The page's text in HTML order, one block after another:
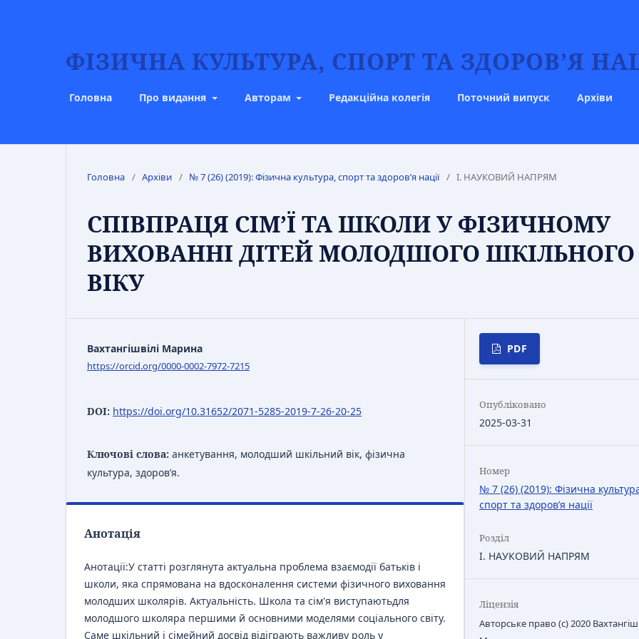
ФІЗИЧНА КУЛЬТУРА, СПОРТ ТА ЗДОРОВ’Я
Головна Про видання Авторам Редакційна колегія Поточний випуск Архіви
Головна / Архіви / № 7 (26) (2019): Фізична культура, спорт та здоров’я нації / І. НАУКОВИЙ НАПРЯМ
СПІВПРАЦЯ СІМ’Ї ТА ШКОЛИ У ФІЗИЧНОМУ
ВИХОВАННІ ДІТЕЙ МОЛОДШОГО ШКІЛЬНОГО
ВІКУ
Вахтангішвілі Марина
https://orcid.org/0000-0002-7972-7215
DOI: https://doi.org/10.31652/2071-5285-2019-7-26-20-25
Ключові слова: анкетування, молодший шкільний вік, фізична
культура, здоров’я.
Анотація
Анотації:У статті розглянута актуальна проблема взаємодії батьків і
школи, яка спрямована на вдосконалення системи фізичного виховання
молодших школярів. Актуальність. Школа та сім'я виступаютьдля
молодшого школяра першими й основними моделями соціального світу.
Саме шкільний і сімейний досвід відіграють важливу роль у
PDF
Опубліковано
2025-03-31
Номер
№ 7 (26) (2019): Фізична
спорт та здоров’я нації
Розділ
І. НАУКОВИЙ НАПРЯМ
Ліцензія
Авторське право (c) 2020